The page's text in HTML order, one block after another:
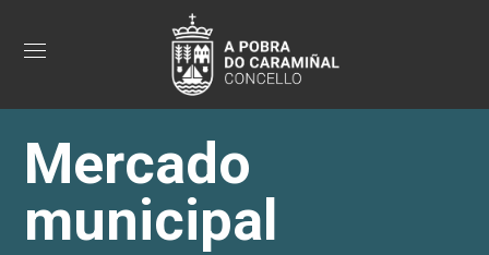
Mercado
municipal